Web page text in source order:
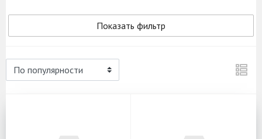
Показать фильтр